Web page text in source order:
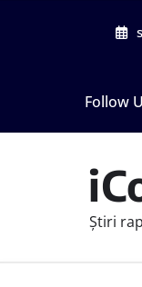
Follow
Știri